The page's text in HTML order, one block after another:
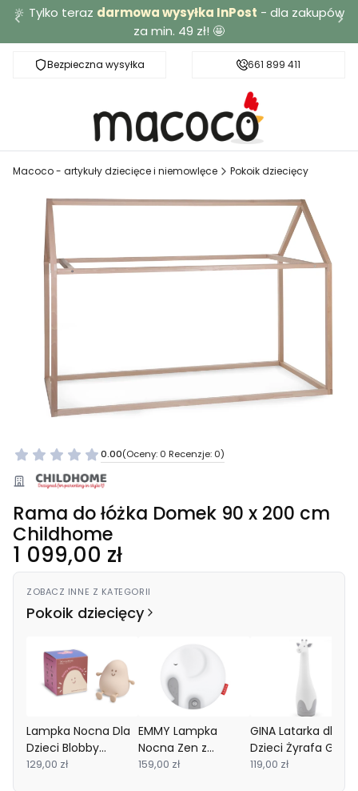
🔆 Tylko teraz darmowa wysyłka InPost - dla zakupów
za min. 49 zł! 🤩
Bezpieczna wysyłka Darmowa dostawa od 49 zł
661 899 411
Macoco - artykuły dziecięce i niemowlęce Pokoik dziecięcy
0.00(Oceny: 0 Recenzje: 0)
Rama do łóżka Domek 90 x 200 cm
Childhome
Cena
1 099,00 zł
ZOBACZ INNE Z KATEGORII
Pokoik dziecięcy
Lampka Nocna Dla
Dzieci Blobby
ergoPouch
129,00 zł
EMMY Lampka
Nocna Zen z
Funkcją Oddechu
159,00 zł
GINA Latarka dla
Dzieci Żyrafa Grey
Zazu
119,00 zł